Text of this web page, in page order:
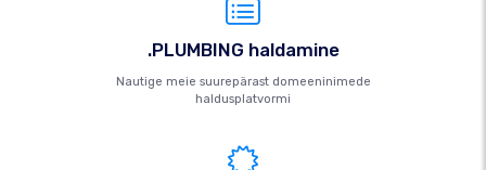
.PLUMBING haldamine
Nautige meie suurepärast domeeninimede
haldusplatvormi